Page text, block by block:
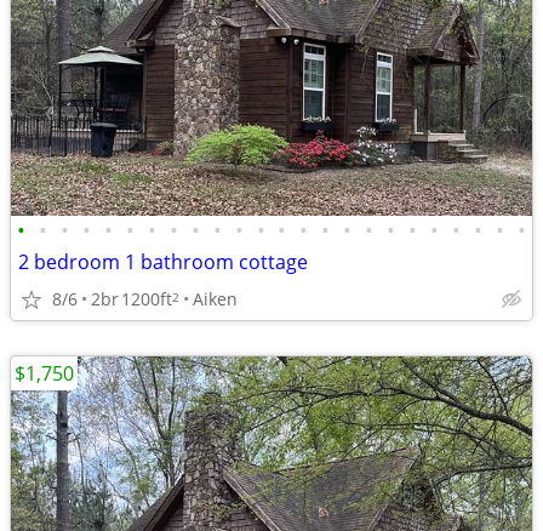
• • • • • • • • • • • • • • • • • • • • • • • •
2 bedroom 1 bathroom cottage
8/6 2br1200ft2 Aiken
$1,750